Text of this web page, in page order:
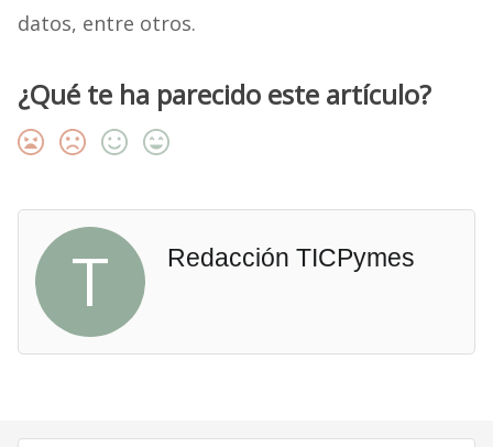
datos, entre otros.
¿Qué te ha parecido este artículo?
T Redacción TICPymes